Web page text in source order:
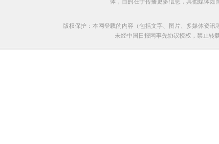
体，目的在于传播更多信息，其他媒体
版权保护：本网登载的内容（包括文字、图片、多媒体资
未经中国日报网事先协议授权，禁止转